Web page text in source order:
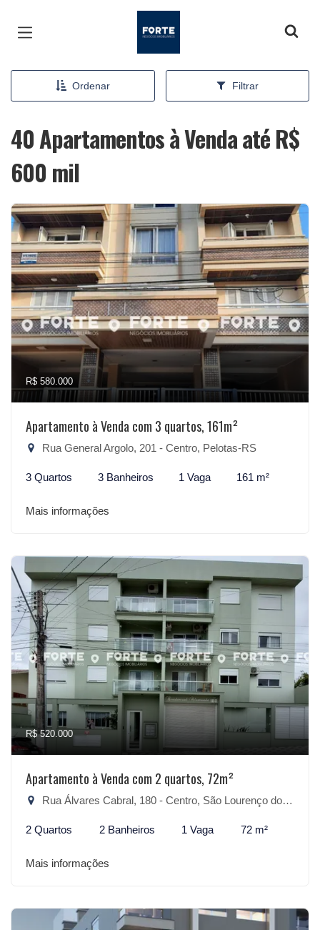
Ordenar Filtrar
40 Apartamentos à Venda até R$
600 mil
R$ 580.000
Apartamento à Venda com 3 quartos, 161m²
Rua General Argolo, 201 - Centro, Pelotas-RS
3 Quartos 3 Banheiros 1 Vaga 161 m²
Mais informações
R$ 520.000
Apartamento à Venda com 2 quartos, 72m²
Rua Álvares Cabral, 180 - Centro, São Lourenço do Sul-RS
2 Quartos 2 Banheiros 1 Vaga 72 m²
Mais informações